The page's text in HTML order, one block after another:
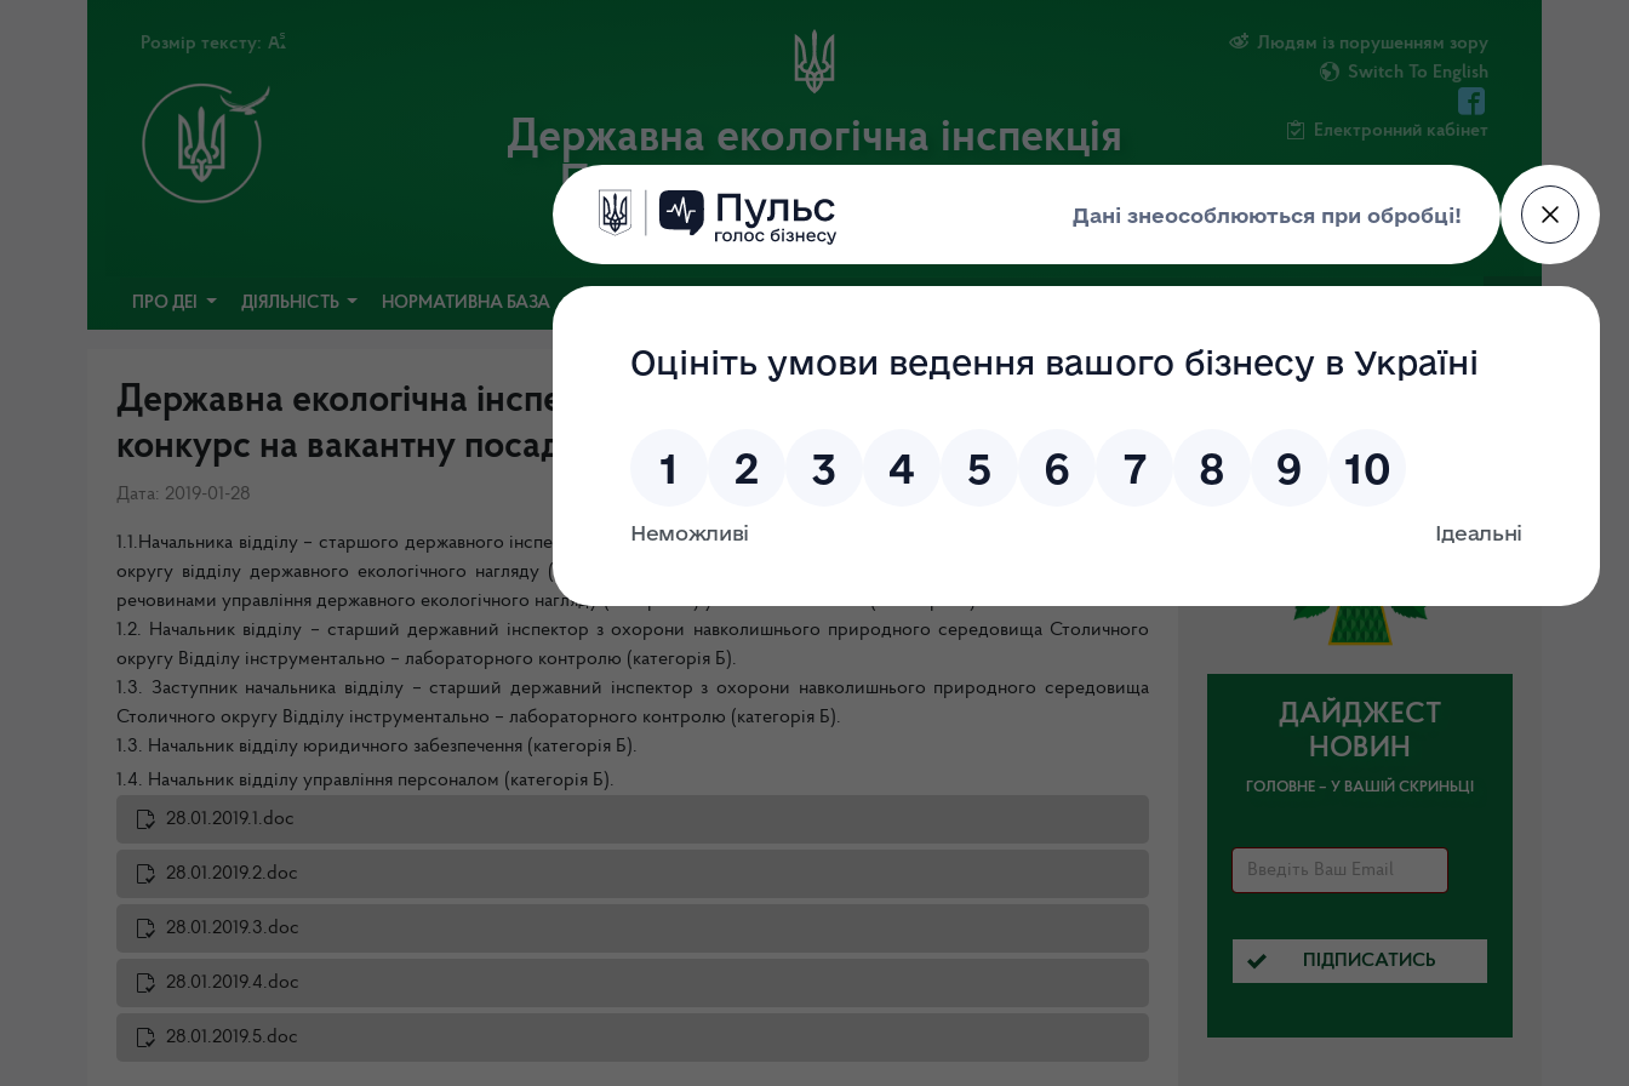
Розмір тексту:
Державна екологічна інспекція
Придніпровського округу
Офіційний веб-портал Державної екологічної інспекції України
Людям із порушенням зору
Switch To English
Електронний кабінет
ПРО ДЕІ ДІЯЛЬНІСТЬ НОРМАТИВНА БАЗА
Державна екологічна інспекція Столичного округу оголошує
конкурс на вакантну посаду категорії "Б"
Дата: 2019-01-28
1.1.Начальника відділу – старшого державного інспектора з охорони навколишнього природного середовища Столичного
округу відділу державного екологічного нагляду (контролю) за поводженням із відходами та небезпечними хімічними
речовинами управління державного екологічного нагляду (контролю) у Київській області (категорія Б).
1.2. Начальник відділу – старший державний інспектор з охорони навколишнього природного середовища Столичного
округу Відділу інструментально – лабораторного контролю (категорія Б).
1.3. Заступник начальника відділу – старший державний інспектор з охорони навколишнього природного середовища
Столичного округу Відділу інструментально – лабораторного контролю (категорія Б).
1.3. Начальник відділу юридичного забезпечення (категорія Б).
1.4. Начальник відділу управління персоналом (категорія Б).
28.01.2019.1.doc
28.01.2019.2.doc
28.01.2019.3.doc
28.01.2019.4.doc
28.01.2019.5.doc
ДАЙДЖЕСТ
НОВИН
ГОЛОВНЕ – У ВАШІЙ СКРИНЬЦІ
ПІДПИСАТИСЬ